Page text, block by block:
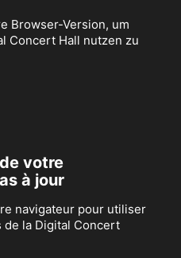
Browser-Version, um
Concert Hall nutzen zu
votre
à jour
navigateur pour utiliser
la Digital Concert